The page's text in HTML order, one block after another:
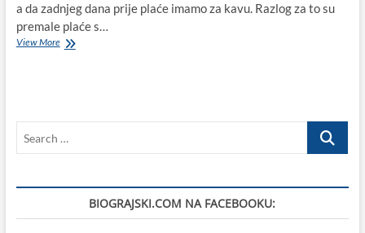
a da zadnjeg dana prije plaće imamo za kavu. Razlog za to su
premale plaće s…
View MoreŠto
ga
Search
BIOGRAJSKI.COM NA FACEBOOKU: